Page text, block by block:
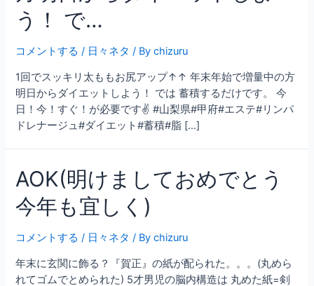
う！ で…
コメントする / 日々ネタ / Bychizuru
1回でスッキリ太ももお尻アップ↑↑ 年末年始で増量中の方
明日からダイエットしよう！ では 蓄積するだけです。 今
日！今！すぐ！が必要です✌ #山梨県#甲府#エステ#リンパ
ドレナージュ#ダイエット#蓄積#脂 […]
AOK(明けましておめでとう
今年も宜しく)
コメントする / 日々ネタ / Bychizuru
年末に玄関に飾る？『賀正』の紙が配られた。。。(丸めら
れてゴムでとめられた) 5才男児の脳内構造は 丸めた紙=剣